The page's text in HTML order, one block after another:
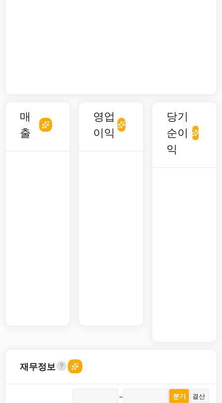
매
출
영업
이익
당기
순이
익
재무정보
~ 분기
결산